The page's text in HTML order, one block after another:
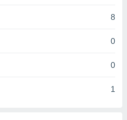
8
0
0
1